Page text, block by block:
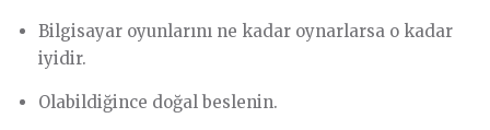
Bilgisayar oyunlarını ne kadar oynarlarsa o kadar
iyidir.
Olabildiğince doğal beslenin.